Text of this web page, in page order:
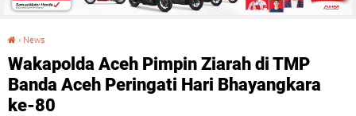
› News
Wakapolda Aceh Pimpin Ziarah di TMP
Banda Aceh Peringati Hari Bhayangkara
ke-80